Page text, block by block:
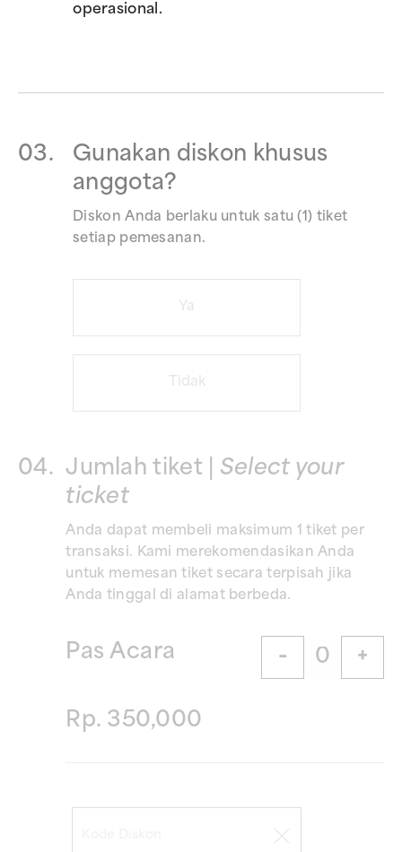
operasional.
03.
Gunakan diskon khusus
anggota?
Diskon Anda berlaku untuk satu (1) tiket
setiap pemesanan.
Ya
Tidak
04. Jumlah tiket | Select your
ticket
Anda dapat membeli maksimum 1 tiket per
transaksi. Kami merekomendasikan Anda
untuk memesan tiket secara terpisah jika
Anda tinggal di alamat berbeda.
Pas Acara
Rp. 350,000